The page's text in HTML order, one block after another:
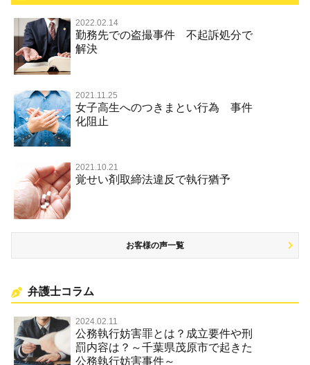
風営法・風適法違反
文書偽造・偽造文書行使
著作権法違反・商標法違反
放火・失火
名誉棄損罪・侮辱
2022.02.14
勤務先での盗撮事件 不起訴処分で
解決
2021.11.25
女子高生へのつきまとい行為 事件
化阻止
2021.10.21
覚せい剤取締法違反で執行猶予
お客様の声一覧
弁護士コラム
2024.02.11
公務執行妨害罪とは？成立要件や刑
罰内容は？～千葉県茂原市で起きた
公務執行妨害事件～